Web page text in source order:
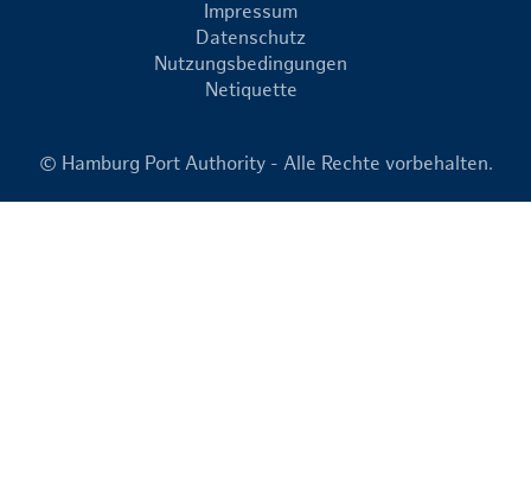
Impressum
Datenschutz
Nutzungsbedingungen
Netiquette
© Hamburg Port Authority - Alle Rechte vorbehalten.